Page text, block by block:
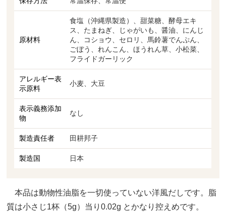
原材料
食塩（沖縄県製造）、甜菜糖、酵母エキ
ス、たまねぎ、じゃがいも、醤油、にんじ
ん、コショウ、セロリ、馬鈴薯でんぷん、
ごぼう、れんこん、ほうれん草、小松菜、
フライドガーリック
アレルギー表
示原料
小麦、大豆
表示義務添加
物
なし
製造責任者 田耕邦子
製造国 日本
本品は動物性油脂を一切使っていない洋風だしです。脂
質は小さじ1杯（5g）当り0.02g とかなり控えめです。